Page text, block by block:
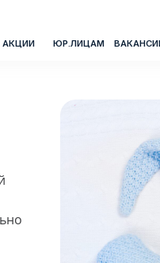
ВАКАНСИИ
ЮР.ЛИЦАМ КОНТАКТЫ